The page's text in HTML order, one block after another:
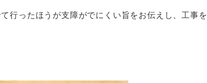
行ったほうが支障がでにくい旨をお伝えし、工事を